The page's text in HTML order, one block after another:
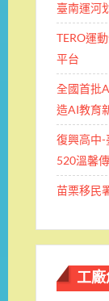
臺南運河
TERO運
平台
全國首批
造AI教育
復興高中
520溫馨
苗栗移民
工